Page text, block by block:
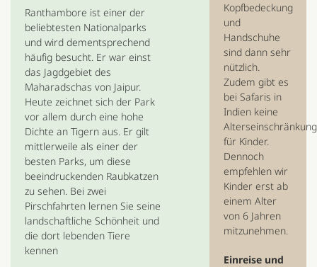
Ranthambore ist einer der
beliebtesten Nationalparks
und wird dementsprechend
häufig besucht. Er war einst
das Jagdgebiet des
Maharadschas von Jaipur.
Heute zeichnet sich der Park
vor allem durch eine hohe
Dichte an Tigern aus. Er gilt
mittlerweile als einer der
besten Parks, um diese
beeindruckenden Raubkatzen
zu sehen. Bei zwei
Pirschfahrten lernen Sie seine
landschaftliche Schönheit und
die dort lebenden Tiere
kennen
Kopfbedeckung
und
Handschuhe
sind dann sehr
nützlich.
Zudem gibt es
bei Safaris in
Indien keine
für Kinder.
Dennoch
empfehlen wir
Kinder erst ab
einem Alter
von 6 Jahren
mitzunehmen.
Einreise und